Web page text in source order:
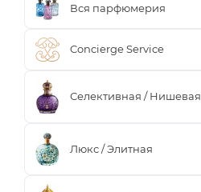
Вся парфюмерия
Concierge Service
Селективная / Нишевая
Люкс / Элитная